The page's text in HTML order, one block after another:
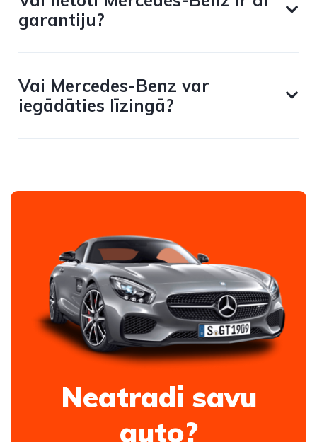
garantiju?
Vai Mercedes-Benz var
iegādāties līzingā?
Neatradi savu
auto?